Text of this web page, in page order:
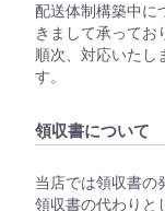
配送体制構築中に
きまして承ってお
順次、対応いたし
す。
領収書について
当店では領収書の
領収書の代わりと